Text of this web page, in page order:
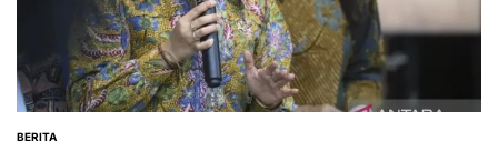
POSTED
BERITA